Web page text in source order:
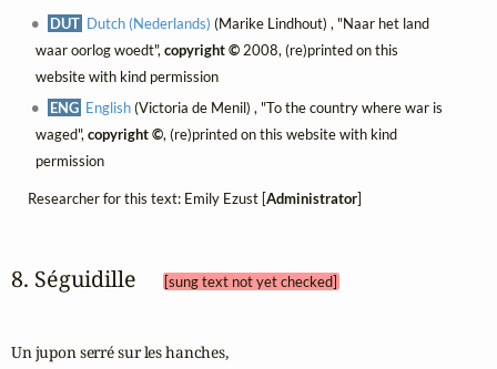
DUT Dutch (Nederlands) (Marike Lindhout) , "Naar het land
waar oorlog woedt",copyright ©2008, (re)printed on this
website with kind permission
ENG English(Victoria de Menil) , "To the country where war is
waged",copyright ©, (re)printed on this website with kind
permission
Researcher for this text: Emily Ezust [Administrator]
8. Séguidille [sung text not yet checked]
Un jupon serré sur les hanches,